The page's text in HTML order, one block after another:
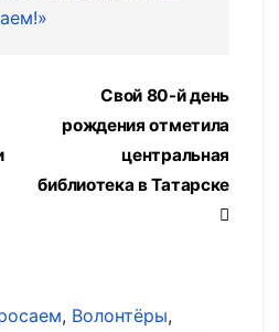
Свой 80-й день
рождения отметила
центральная
библиотека в Татарске
, Волонтёры,